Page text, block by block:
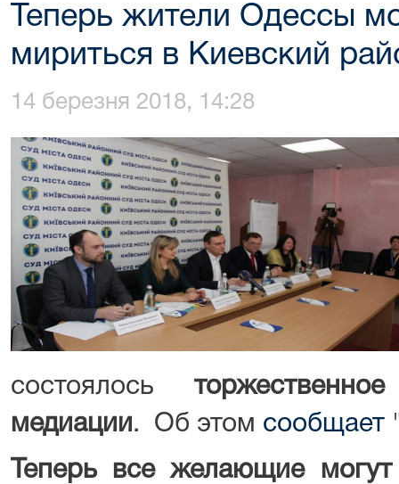
Теперь жители Одессы
мириться в Киевский
14 березня 2018, 14:28
состоялось
медиации . Об этом сообщает
Теперь все желающие